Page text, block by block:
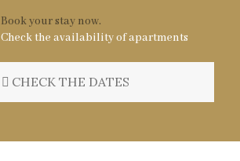
Book your stay now.
Check the availability of apartments
CHECK THE DATES